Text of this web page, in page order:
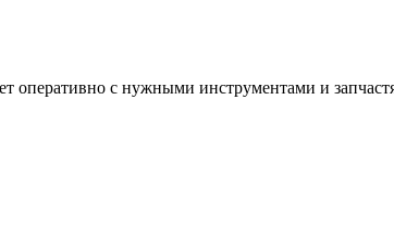
оперативно с нужными инструментами и